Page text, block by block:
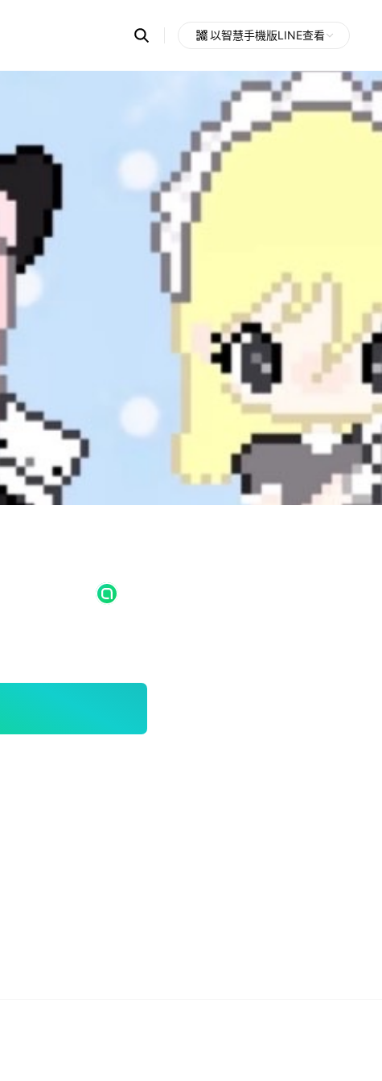
Search
OpenChats
messages
search
以智慧手機版LINE查看